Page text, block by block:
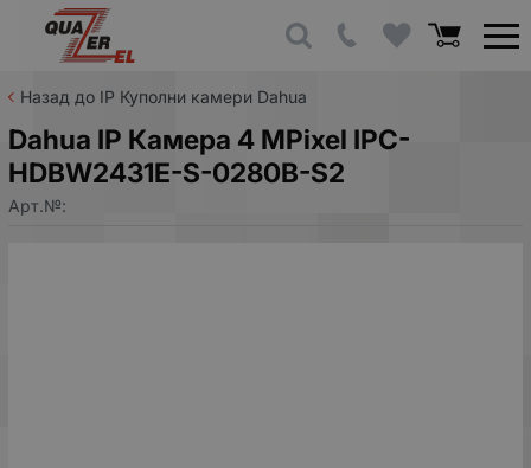
Назад до IP Куполни камери Dahua
Dahua IP Камера 4 MPixel IPC-
HDBW2431E-S-0280B-S2
Арт.№: